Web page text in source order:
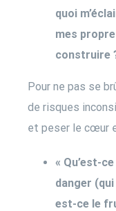
quoi
mes
construire
Pour ne pas se
de risques
et peser le cœur
« Qu’est-
danger
est-ce le